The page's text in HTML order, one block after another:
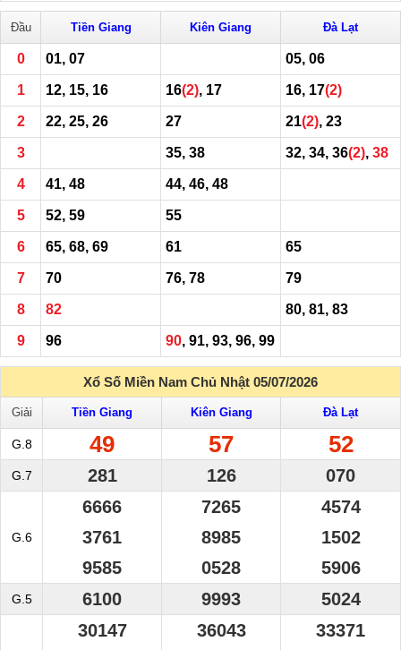
Đầu Tiền Giang Kiên Giang Đà Lạt
0 01, 07 05, 06
1 12, 15, 16 16(2), 17 16, 17(2)
2 22, 25, 26 27 21(2), 23
3 35, 38 32, 34, 36(2), 38
4 41, 48 44, 46, 48
5 52, 59 55
6 65, 68, 69 61 65
7 70 76, 78 79
8 82 80, 81, 83
9 96 90, 91, 93, 96, 99
Xổ Số Miền Nam Chủ Nhật 05/07/2026
Giải Tiền Giang Kiên Giang Đà Lạt
G.8 49 57 52
G.7 281 126 070
G.6
6666
3761
9585
7265
8985
0528
4574
1502
5906
G.5 6100 9993 5024
30147
36043
33371